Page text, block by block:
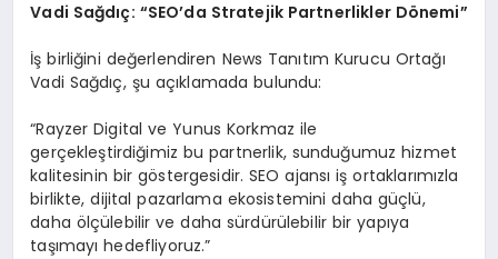
Vadi Sağdıç: “SEO’da Stratejik Partnerlikler Dönemi”
İş birliğini değerlendiren News Tanıtım Kurucu Ortağı
Vadi Sağdıç, şu açıklamada bulundu:
“Rayzer Digital ve Yunus Korkmaz ile
gerçekleştirdiğimiz bu partnerlik, sunduğumuz hizmet
kalitesinin bir göstergesidir. SEO ajansı iş ortaklarımızla
birlikte, dijital pazarlama ekosistemini daha güçlü,
daha ölçülebilir ve daha sürdürülebilir bir yapıya
taşımayı hedefliyoruz.”